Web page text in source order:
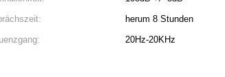
herum 8 Stunden
20Hz-20KHz